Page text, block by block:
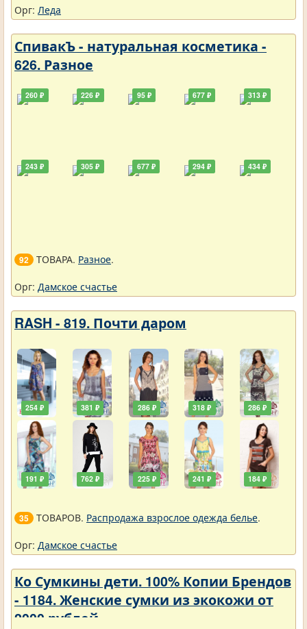
Орг: Леда
СпивакЪ - натуральная косметика -
626. Разное
260 ₽
243 ₽
226 ₽
305 ₽
95 ₽
677 ₽
677 ₽
294 ₽
313 ₽
434 ₽
92 ТОВАРА. Разное.
Орг: Дамское счастье
RASH - 819. Почти даром
254 ₽
191 ₽
381 ₽
762 ₽
286 ₽
225 ₽
318 ₽
241 ₽
286 ₽
184 ₽
35 ТОВАРОВ. Распродажа взрослое одежда белье.
Орг: Дамское счастье
Ко Сумкины дети. 100% Копии Брендов
- 1184. Женские сумки из экокожи от
2000 рублей